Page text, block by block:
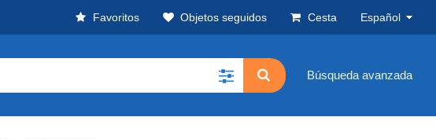
Favoritos Objetos seguidos Cesta Español
Búsqueda avanzada